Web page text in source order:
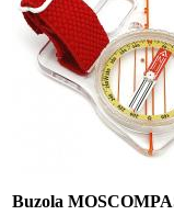
Buzola